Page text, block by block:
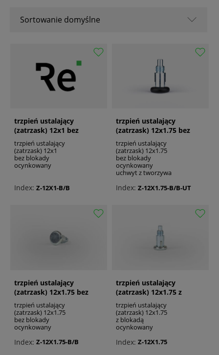
Sortowanie domyślne
Nazwa Z-A
Od popularnych
trzpień ustalający
(zatrzask) 12x1 bez
blokady ocynkowany
trzpień ustalający
(zatrzask) 12x1
bez blokady
ocynkowany
Index: Z-12X1-B/B
trzpień ustalający
(zatrzask) 12x1.75 bez
blokady ocynkowany
trzpień ustalający
(zatrzask) 12x1.75
bez blokady
ocynkowany
uchwyt z tworzywa
Index: Z-12X1.75-B/B-UT
trzpień ustalający
(zatrzask) 12x1.75 bez
blokady ocynkowany
trzpień ustalający
(zatrzask) 12x1.75
bez blokady
ocynkowany
Index: Z-12X1.75-B/B
trzpień ustalający
(zatrzask) 12x1.75 z
blokadą ocynkowany
trzpień ustalający
(zatrzask) 12x1.75
z blokadą
ocynkowany
Index: Z-12X1.75